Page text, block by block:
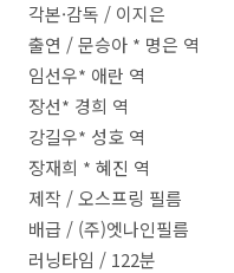
각본·감독 / 이지은
출연 / 문승아 * 명은 역
임선우* 애란 역
장선* 경희 역
강길우* 성호 역
장재희 * 혜진 역
제작 / 오스프링 필름
배급 / (주)엣나인필름
러닝타임 / 122분